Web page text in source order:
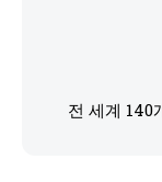
전 세계 140